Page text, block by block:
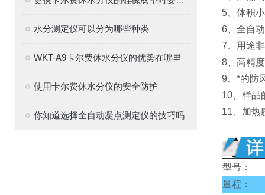
水分测定仪可以分为哪些种类
WKT-A9卡尔费休水分仪的优势在哪里
使用卡尔费休水分仪的安全防护
你知道选择全自动凝点测定仪的技巧吗
5、体积
6、全自
7、用途
8、高精
9、*的防
10、样品
11、加热
型号：
量程：